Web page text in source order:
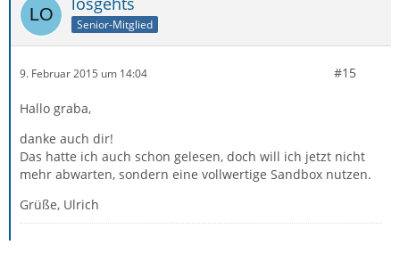
Senior-Mitglied
9. Februar 2015 um 14:04 #15
Hallo graba,
danke auch dir!
Das hatte ich auch schon gelesen, doch will ich jetzt nicht
mehr abwarten, sondern eine vollwertige Sandbox nutzen.
Grüße, Ulrich